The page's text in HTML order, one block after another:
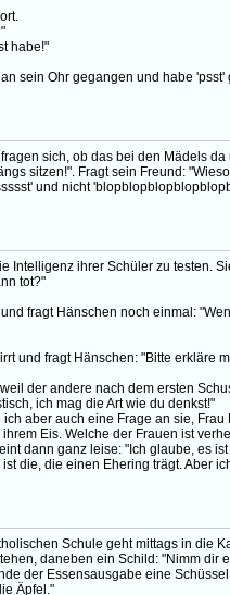
habe!"
sein Ohr gegangen und habe 'psst'
sich, ob das bei den Mädels
sitzen!". Fragt sein Freund:
und nicht
Intelligenz ihrer Schüler zu testen.
tot?"
fragt Hänschen noch einmal:
und fragt Hänschen: "Bitte erkläre
der andere nach dem ersten
ich mag die Art wie du denkst!"
ich aber auch eine Frage an sie,
Eis. Welche der Frauen ist
dann ganz leise: "Ich glaube, es
die, die einen Ehering trägt. Aber
Schule geht mittags in die
daneben ein Schild: "Nimm dir
der Essensausgabe eine
Äpfel."